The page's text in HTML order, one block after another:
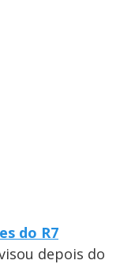
do R7
depois do